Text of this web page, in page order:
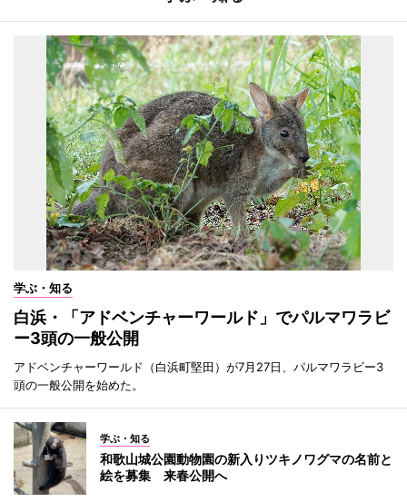
学ぶ・知る
白浜・「アドベンチャーワールド」でパルマワラビ
ー3頭の一般公開
アドベンチャーワールド（白浜町堅田）が7月27日、パルマワラビー3
頭の一般公開を始めた。
学ぶ・知る
和歌山城公園動物園の新入りツキノワグマの名前と
絵を募集 来春公開へ